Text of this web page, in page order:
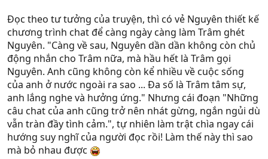
Đọc theo tư tưởng của truyện, thì có vẻ Nguyên thiết kế
chương trình chat để càng ngày càng làm Trâm ghét
Nguyên. "Càng về sau, Nguyên dần dần không còn chủ
động nhắn cho Trâm nữa, mà hầu hết là Trâm gọi
Nguyên. Anh cũng không còn kể nhiều về cuộc sống
của anh ở nước ngoài ra sao ... Đa số là Trâm tâm sự,
anh lắng nghe và hưởng ứng." Nhưng cái đoạn "Những
câu chat của anh cũng trở nên nhát gừng, ngắn ngủi dù
vẫn tràn đầy tình cảm.", tự nhiên làm trật chìa ngay cái
hướng suy nghĩ của người đọc rồi! Làm thế này thì sao
mà bỏ nhau được